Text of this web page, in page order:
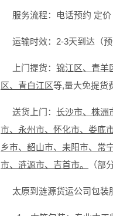
服务流程：电话预约 定价
运输时效：2-3天到达（预
上门提货： 锦江区、青羊
区、青白江区等,量大免提货
送货上门： 长沙市、株洲
市、永州市、怀化市、娄底
乡市、韶山市、耒阳市、常
市、涟源市、吉首市。
（部
太原到涟源货运公司包装